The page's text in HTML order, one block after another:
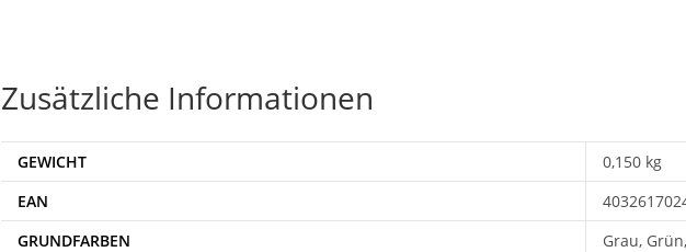
Zusätzliche Informationen
GEWICHT
0,150 kg
EAN
Grau,